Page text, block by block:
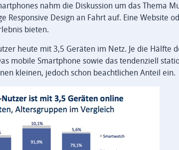
nahm die Diskussion um das Thema
Responsive Design an Fahrt auf. Eine Website
bieten.
heute mit 3,5 Geräten im Netz. Je die Hälfte
mobile Smartphone sowie das tendenziell
kleinen, jedoch schon beachtlichen Anteil ein.